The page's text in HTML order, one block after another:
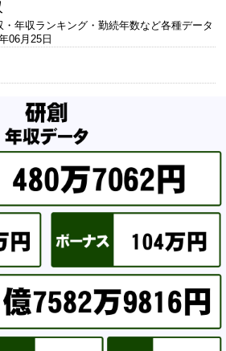
年収ランキング・勤続年数など各種データ
06月25日